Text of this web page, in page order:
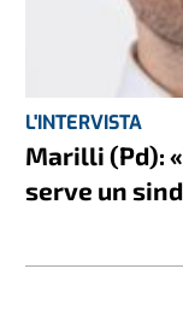
L'INTERVISTA
Marilli (Pd):
serve un